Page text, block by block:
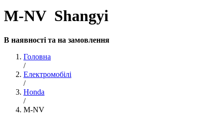
M-NV Shangyi
В наявності та на замовлення
Головна
/
Електромобілі
/
Honda
/
M-NV